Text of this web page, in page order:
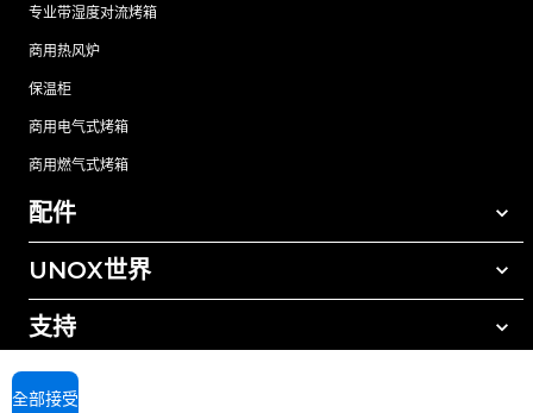
专业带湿度对流烤箱
商用热风炉
保温柜
商用电气式烤箱
商用燃气式烤箱
配件
所有配件
手动清洗清洁剂
树脂过滤水处理
UNOX世界
我们在全球的办事处
支持
UNOX质保
全部接受